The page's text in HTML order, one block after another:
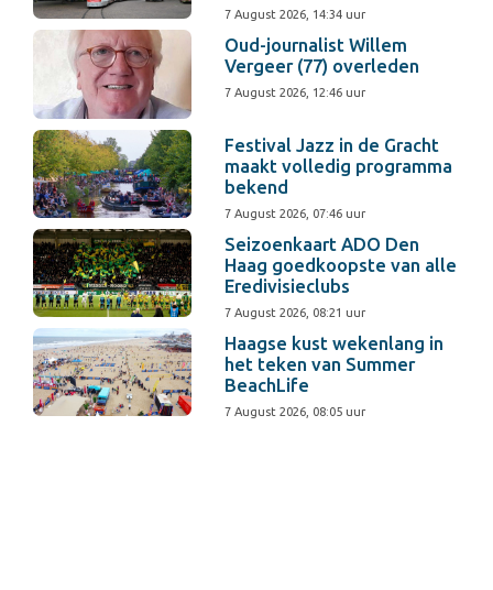
7 August 2026, 14:34 uur
Oud-journalist Willem
Vergeer (77) overleden
7 August 2026, 12:46 uur
Festival Jazz in de Gracht
maakt volledig programma
bekend
7 August 2026, 07:46 uur
Seizoenkaart ADO Den
Haag goedkoopste van alle
Eredivisieclubs
7 August 2026, 08:21 uur
Haagse kust wekenlang in
het teken van Summer
BeachLife
7 August 2026, 08:05 uur